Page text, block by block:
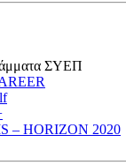
ΣΥΕΠ
– HORIZON 2020